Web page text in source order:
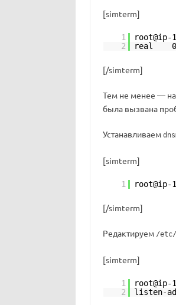
[simterm]
1 root@ip-
2
real
[/simterm]
Тем не менее —
была вызвана
Устанавливаем
[simterm]
1 root@ip-
[/simterm]
Редактируем /etc/
[simterm]
1 root@ip-
2
listen-